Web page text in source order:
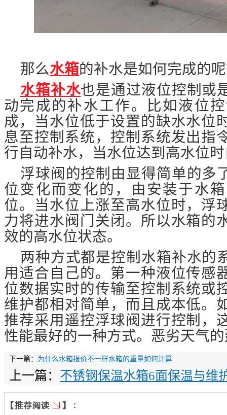
那么水箱的补水是如何完成的
水箱补水也是通过液位控制或
动完成的补水工作。比如液位
成，当水位低于设置的缺水水位
息至控制系统，控制系统发出指
行自动补水，当水位达到高水位
浮球阀的控制由显得简单的多
位变化而变化的，由安装于水
位。当水位上涨至高水位时，浮
力将进水阀门关闭。所以水箱的
效的高水位状态。
两种方式都是控制水箱补水的
用适合自己的。第一种液位传感
位数据实时的传输至控制系统或
维护都相对简单，而且成本低。
推荐采用遥控浮球阀进行控制，
性能最好的一种方式。恶劣天气
下一篇： 为什么水箱报价不一样水箱的重量如何计算
上一篇： 不锈钢保温水箱6面保温与维